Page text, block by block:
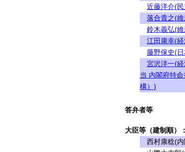
近藤洋介(
落合貴之(
鈴木義弘(
江田康幸(
藤野保史(
宮沢洋一(
当 内閣府特
構）)
答弁者等
大臣等（建制順）：
西村康稔(内